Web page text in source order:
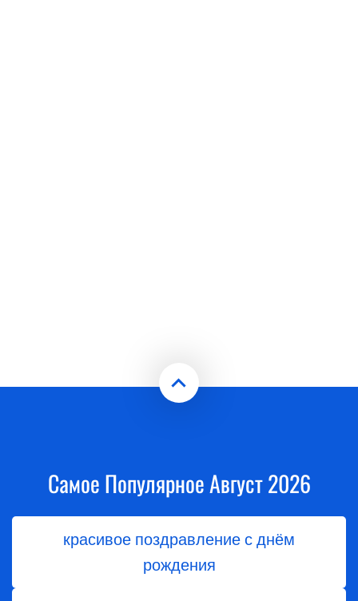
Самое Популярное Август 2026
красивое поздравление с днём
рождения